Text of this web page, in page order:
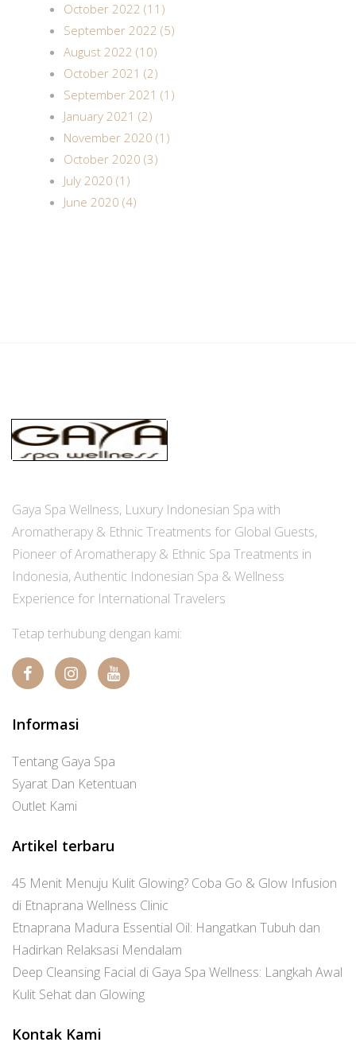
October 2022 (11)
September 2022 (5)
August 2022 (10)
October 2021 (2)
September 2021 (1)
January 2021 (2)
November 2020 (1)
October 2020 (3)
July 2020 (1)
June 2020 (4)
Gaya Spa Wellness, Luxury Indonesian Spa with
Aromatherapy & Ethnic Treatments for Global Guests,
Pioneer of Aromatherapy & Ethnic Spa Treatments in
Indonesia, Authentic Indonesian Spa & Wellness
Experience for International Travelers
Tetap terhubung dengan kami:
Informasi
Tentang Gaya Spa
Syarat Dan Ketentuan
Outlet Kami
Artikel terbaru
45 Menit Menuju Kulit Glowing? Coba Go & Glow Infusion
di Etnaprana Wellness Clinic
Etnaprana Madura Essential Oil: Hangatkan Tubuh dan
Hadirkan Relaksasi Mendalam
Deep Cleansing Facial di Gaya Spa Wellness: Langkah Awal
Kulit Sehat dan Glowing
Kontak Kami